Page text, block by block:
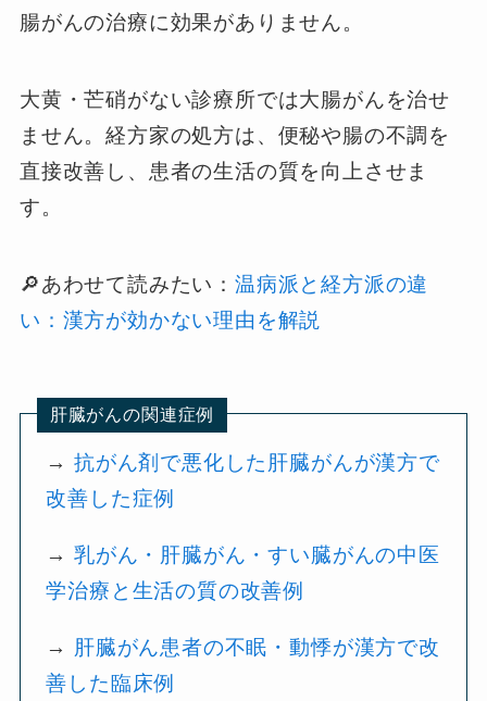
腸がんの治療に効果がありません。
大黄・芒硝がない診療所では大腸がんを治せ
ません。経方家の処方は、便秘や腸の不調を
直接改善し、患者の生活の質を向上させま
す。
🔎あわせて読みたい： 温病派と経方派の違
い：漢方が効かない理由を解説
肝臓がんの関連症例
→抗がん剤で悪化した肝臓がんが漢方で
改善した症例
→乳がん・肝臓がん・すい臓がんの中医
学治療と生活の質の改善例
→ 肝臓がん患者の不眠・動悸が漢方で改
善した臨床例